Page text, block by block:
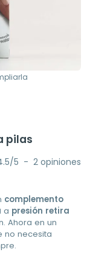
pilas
/5 - 2 opiniones
complemento
a presión retira
Ahora en un
no necesita